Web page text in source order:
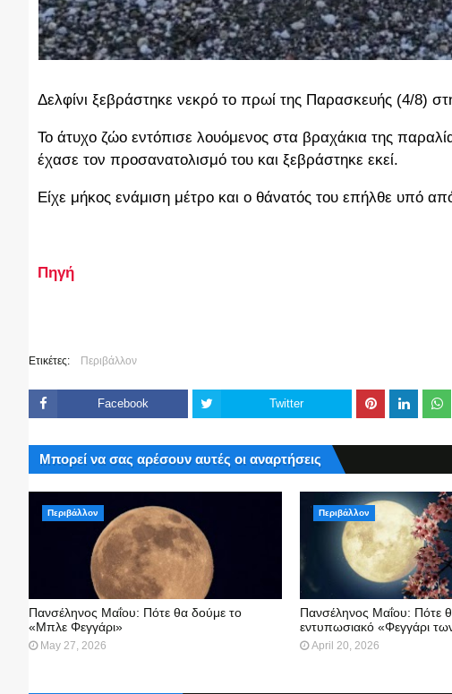
Δελφίνι ξεβράστηκε νεκρό το πρωί της Παρασκευής (4/8)
Το άτυχο ζώο εντόπισε λουόμενος στα βραχάκια της
έχασε τον προσανατολισμό του και ξεβράστηκε εκεί.
Είχε μήκος ενάμιση μέτρο και ο θάνατός του επήλθε υπό
Πηγή
Ετικέτες: Περιβάλλον
Facebook Twitter
Μπορεί να σας αρέσουν αυτές οι αναρτήσεις
Περιβάλλον
Πανσέληνος Μαΐου: Πότε θα δούμε το
«Μπλε Φεγγάρι»
May 27, 2026
Περιβάλλον
Πανσέληνος Μαΐου: Πότε
εντυπωσιακό «Φεγγάρι
April 20, 2026